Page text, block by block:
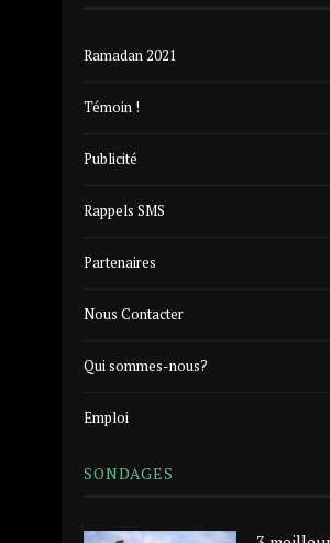
Ramadan 2021
Témoin !
Publicité
Rappels SMS
Partenaires
Nous Contacter
Qui sommes-nous?
Emploi
SONDAGES